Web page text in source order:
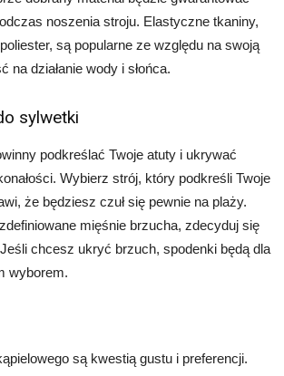
noszenia stroju. Elastyczne tkaniny,
są popularne ze względu na swoją
na działanie wody i słońca.
sylwetki
podkreślać Twoje atuty i ukrywać
Wybierz strój, który podkreśli Twoje
że będziesz czuł się pewnie na plaży.
mięśnie brzucha, zdecyduj się
chcesz ukryć brzuch, spodenki będą dla
wyborem.
są kwestią gustu i preferencji.